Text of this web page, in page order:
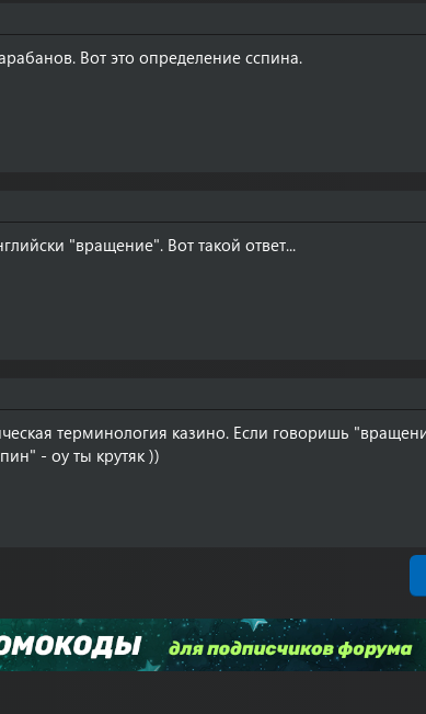
Вот это определение сспина.
"вращение". Вот такой ответ...
терминология казино. Если говоришь
- оу ты крутяк ))